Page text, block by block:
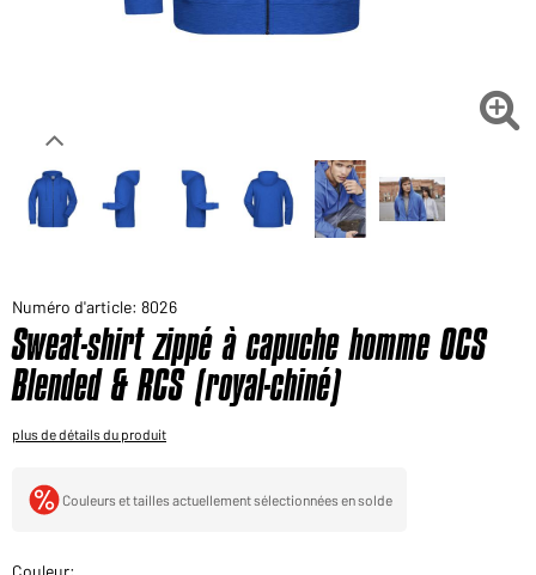
Voudriez-vous acheter des produits pour votre besoin

Numéro d'article: 8026
Sweat-shirt zippé à capuche homme OCS
Blended & RCS (royal-chiné)
plus de détails du produit
Couleurs et tailles actuellement sélectionnées en solde